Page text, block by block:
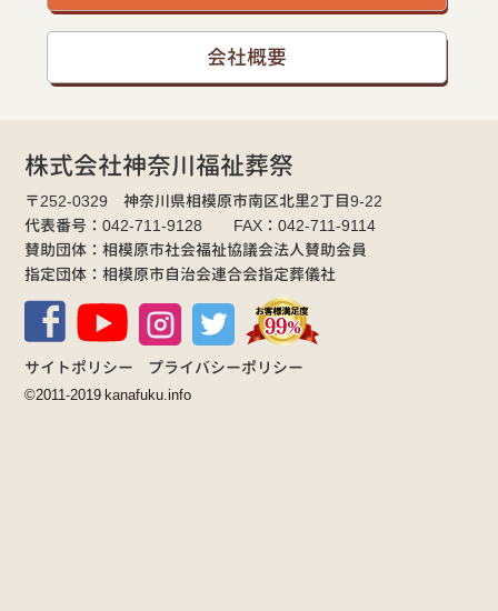
会社概要
株式会社神奈川福祉葬祭
〒252-0329 神奈川県相模原市南区北里2丁目9-22
代表番号：042-711-9128 FAX：042-711-9114
賛助団体：相模原市社会福祉協議会法人賛助会員
指定団体：相模原市自治会連合会指定葬儀社
サイトポリシー プライバシーポリシー
©2011-2019 kanafuku.info